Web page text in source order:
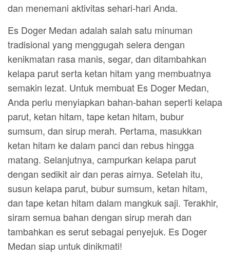
dan menemani aktivitas sehari-hari Anda.
Es Doger Medan adalah salah satu minuman
tradisional yang menggugah selera dengan
kenikmatan rasa manis, segar, dan ditambahkan
kelapa parut serta ketan hitam yang membuatnya
semakin lezat. Untuk membuat Es Doger Medan,
Anda perlu menyiapkan bahan-bahan seperti kelapa
parut, ketan hitam, tape ketan hitam, bubur
sumsum, dan sirup merah. Pertama, masukkan
ketan hitam ke dalam panci dan rebus hingga
matang. Selanjutnya, campurkan kelapa parut
dengan sedikit air dan peras airnya. Setelah itu,
susun kelapa parut, bubur sumsum, ketan hitam,
dan tape ketan hitam dalam mangkuk saji. Terakhir,
siram semua bahan dengan sirup merah dan
tambahkan es serut sebagai penyejuk. Es Doger
Medan siap untuk dinikmati!